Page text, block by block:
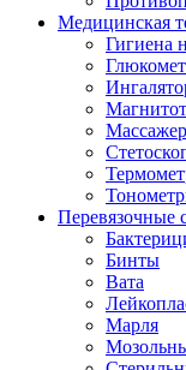
Медицинская
Гигиена
Перевязочные
Бинты
Вата
Марля